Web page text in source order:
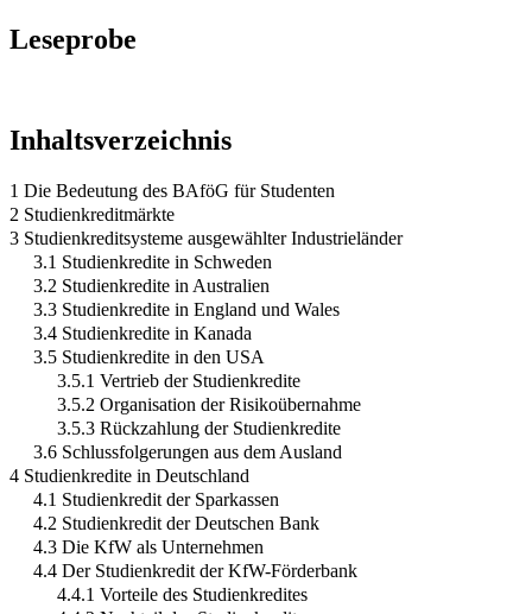
Leseprobe
Inhaltsverzeichnis
1 Die Bedeutung des BAföG für Studenten
2 Studienkreditmärkte
3 Studienkreditsysteme ausgewählter Industrieländer
3.1 Studienkredite in Schweden
3.2 Studienkredite in Australien
3.3 Studienkredite in England und Wales
3.4 Studienkredite in Kanada
3.5 Studienkredite in den USA
3.5.1 Vertrieb der Studienkredite
3.5.2 Organisation der Risikoübernahme
3.5.3 Rückzahlung der Studienkredite
3.6 Schlussfolgerungen aus dem Ausland
4 Studienkredite in Deutschland
4.1 Studienkredit der Sparkassen
4.2 Studienkredit der Deutschen Bank
4.3 Die KfW als Unternehmen
4.4 Der Studienkredit der KfW-Förderbank
4.4.1 Vorteile des Studienkredites